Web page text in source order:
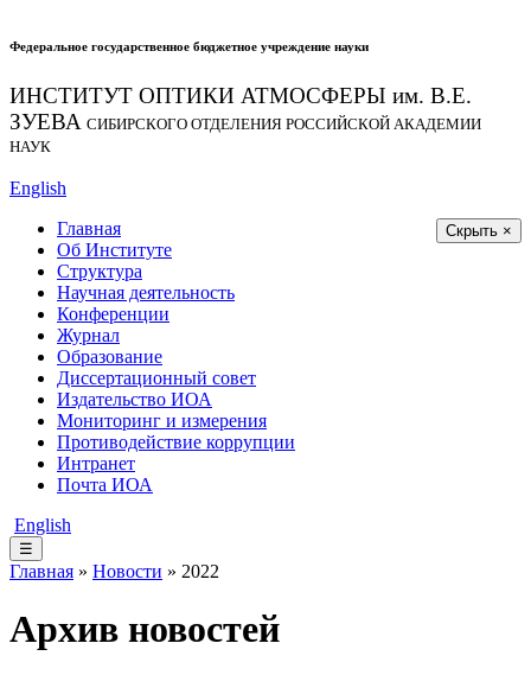
Федеральное государственное бюджетное учреждение науки
ИНСТИТУТ ОПТИКИ АТМОСФЕРЫ им. В.Е.
ЗУЕВА СИБИРСКОГО ОТДЕЛЕНИЯ РОССИЙСКОЙ АКАДЕМИИ
НАУК
English
Скрыть ×
Главная
Об Институте
Структура
Научная деятельность
Конференции
Журнал
Образование
Диссертационный совет
Издательство ИОА
Мониторинг и измерения
Противодействие коррупции
Интранет
Почта ИОА
English
☰
Главная » Новости » 2022
Архив новостей